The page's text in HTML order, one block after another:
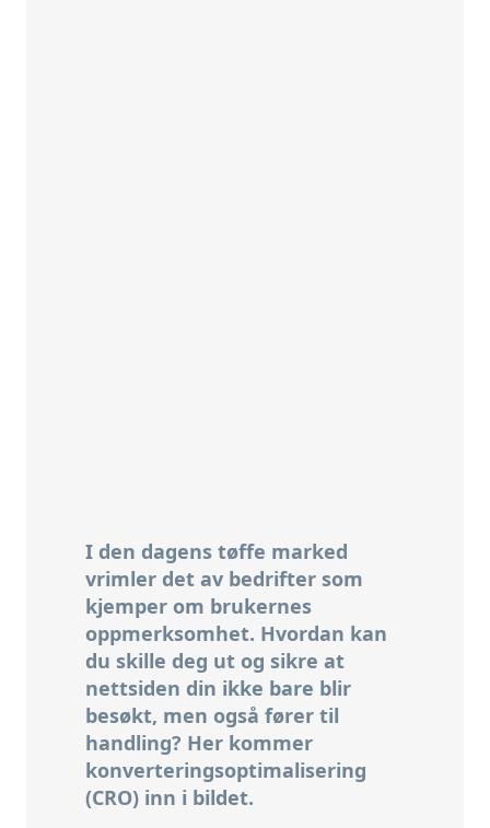
I den dagens tøffe marked
vrimler det av bedrifter som
kjemper om brukernes
oppmerksomhet. Hvordan kan
du skille deg ut og sikre at
nettsiden din ikke bare blir
besøkt, men også fører til
handling? Her kommer
konverteringsoptimalisering
(CRO) inn i bildet.